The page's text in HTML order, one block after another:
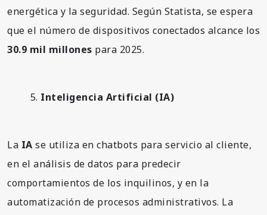
energética y la seguridad. Según Statista, se espera
que el número de dispositivos conectados alcance los
30.9 mil millones para 2025.
Inteligencia Artificial (IA)
La IA se utiliza en chatbots para servicio al cliente,
en el análisis de datos para predecir
comportamientos de los inquilinos, y en la
automatización de procesos administrativos. La